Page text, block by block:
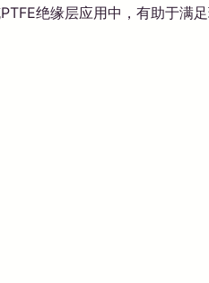
绝缘层应用中，有助于满足